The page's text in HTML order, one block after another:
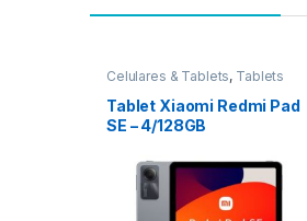
Celulares & Tablets, Tablets
Tablet Xiaomi Redmi Pad
SE – 4/128GB